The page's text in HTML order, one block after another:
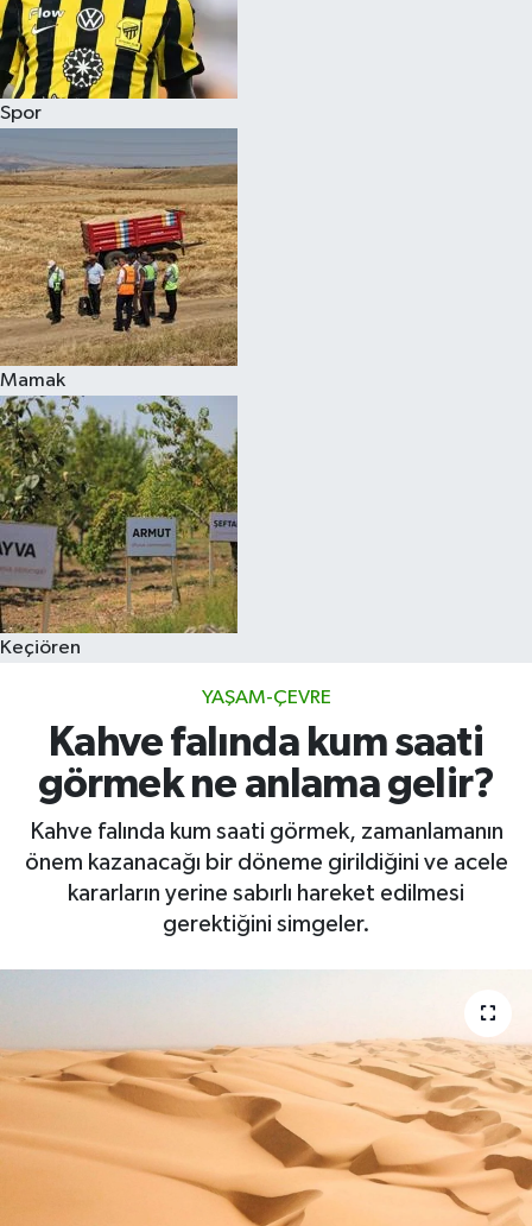
Spor
Mamak
Keçiören
YAŞAM-ÇEVRE
Kahve falında kum saati
görmek ne anlama gelir?
Kahve falında kum saati görmek, zamanlamanın
önem kazanacağı bir döneme girildiğini ve acele
kararların yerine sabırlı hareket edilmesi
gerektiğini simgeler.